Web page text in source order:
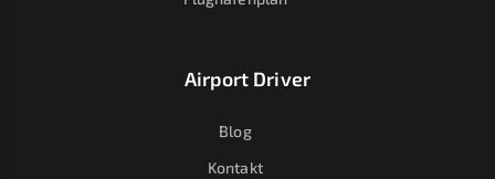
Airport Driver
Blog
Kontakt